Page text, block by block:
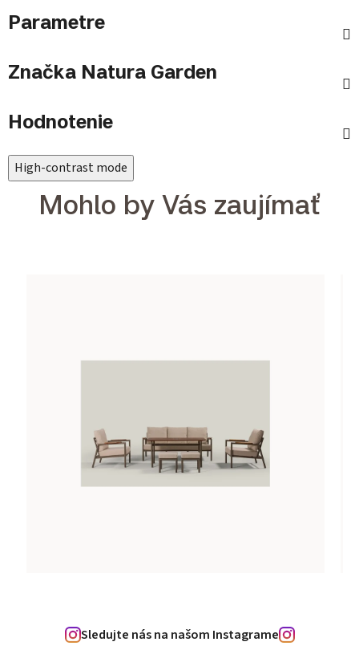
Parametre
Značka Natura Garden
Hodnotenie
High-contrast mode
Mohlo by Vás zaujímať
Sledujte nás na našom Instagrame